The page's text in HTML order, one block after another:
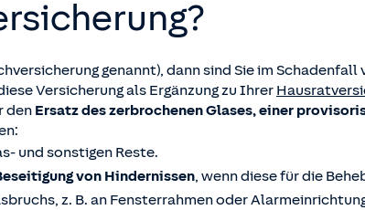
genannt), dann sind Sie im Schadenfall
Versicherung als Ergänzung zu Ihrer
den Ersatz des zerbrochenen Glases, einer
und sonstigen Reste.
von Hindernissen, wenn diese für die
z. B. an Fensterrahmen oder